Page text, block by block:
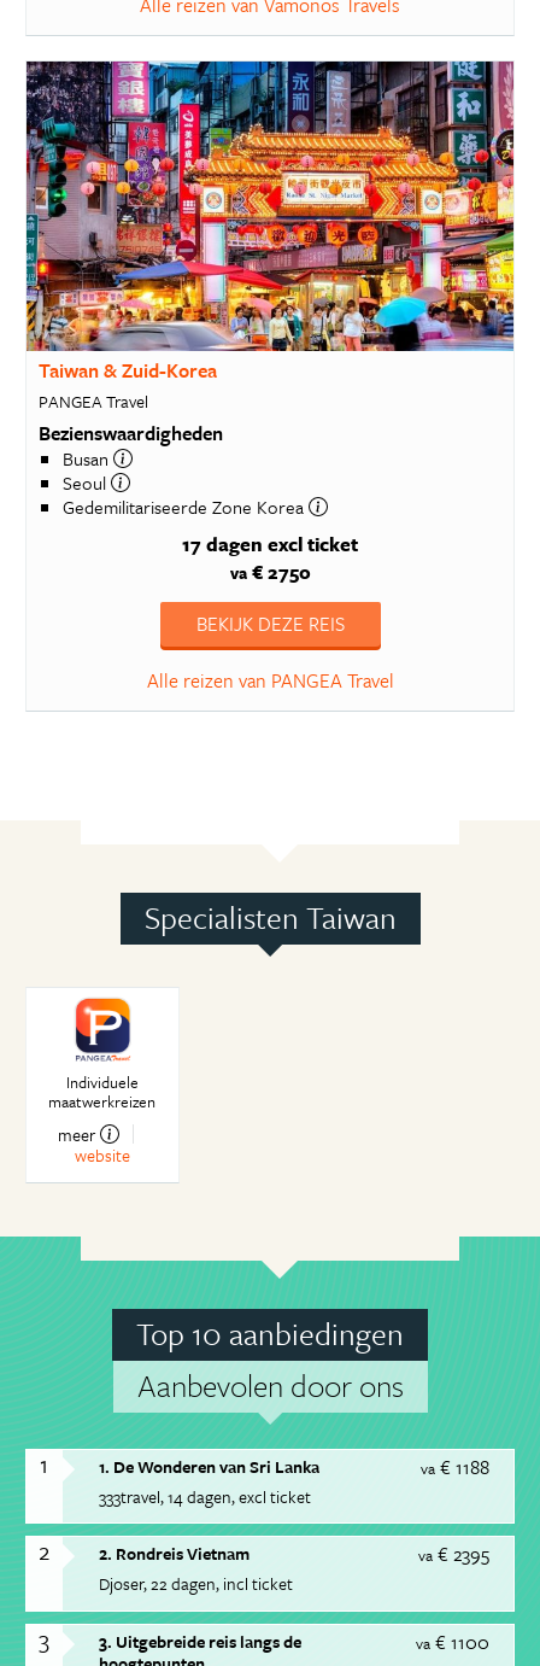
Taiwan & Zuid-Korea
PANGEA Travel
Bezienswaardigheden
Busan
Seoul
Gedemilitariseerde Zone Korea
17 dagen excl ticket
va€ 2750
BEKIJK DEZE REIS
Alle reizen van PANGEA Travel
Specialisten Taiwan
Individuele
maatwerkreizen
meer
website
Top 10 aanbiedingen
Aanbevolen door ons
1 va € 1188
1. De Wonderen van Sri Lanka
333travel 14 dagen excl ticket
2 va € 2395
2. Rondreis Vietnam
Djoser 22 dagen incl ticket
3 va € 1100
3. Uitgebreide reis langs de